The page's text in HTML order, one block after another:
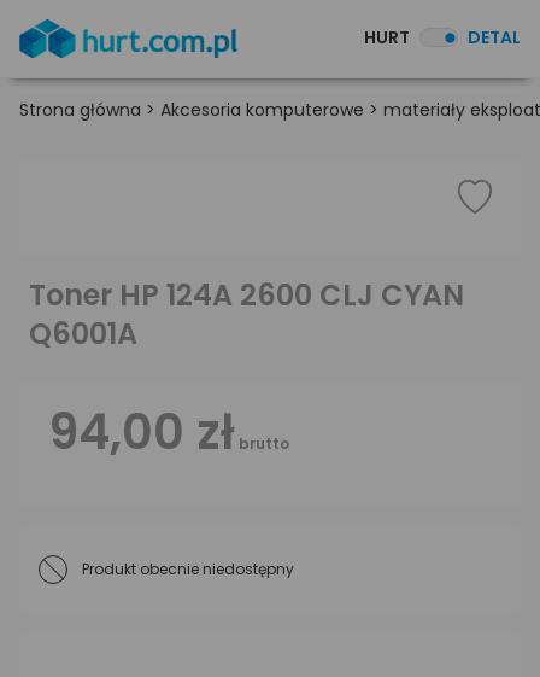
HURT DETAL
Strona główna > Akcesoria komputerowe > materiały
Toner HP 124A 2600 CLJ CYAN
Q6001A
94,00 zł brutto
Produkt obecnie niedostępny